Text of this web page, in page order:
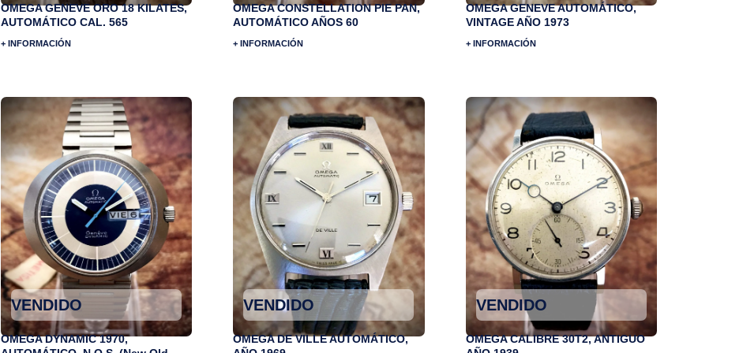
OMEGA GENEVE ORO 18 KILATES,
AUTOMÁTICO CAL. 565
+ INFORMACIÓN
OMEGA CONSTELLATION PIE PAN,
AUTOMÁTICO AÑOS 60
+ INFORMACIÓN
OMEGA GENEVE AUTOMÁTICO,
VINTAGE AÑO 1973
+ INFORMACIÓN
VENDIDO
OMEGA DYNAMIC 1970,
VENDIDO
OMEGA DE VILLE AUTOMÁTICO,
VENDIDO
OMEGA CALIBRE 30T2, ANTIGUO